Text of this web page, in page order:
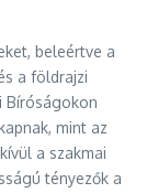
beleértve a
a földrajzi
Bíróságokon
mint az
a szakmai
tényezők a